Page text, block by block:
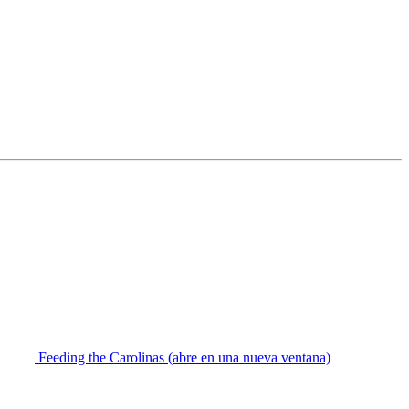
Feeding the Carolinas (abre en una nueva ventana)